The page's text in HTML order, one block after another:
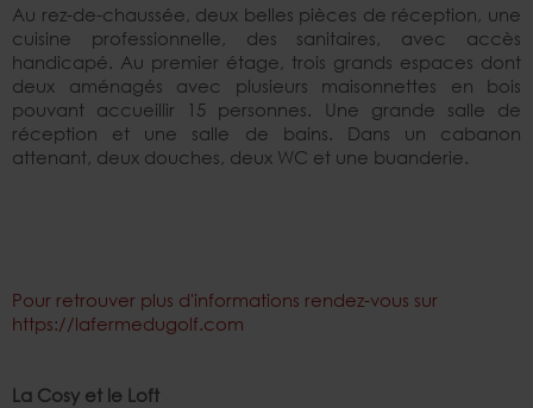
Au rez-de-chaussée, deux belles pièces de réception, une
cuisine professionnelle, des sanitaires, avec accès
handicapé. Au premier étage, trois grands espaces dont
deux aménagés avec plusieurs maisonnettes en bois
pouvant accueillir 15 personnes. Une grande salle de
réception et une salle de bains. Dans un cabanon
attenant, deux douches, deux WC et une buanderie.
Pour retrouver plus d'informations rendez-vous sur
https://lafermedugolf.com
La Cosy et le Loft